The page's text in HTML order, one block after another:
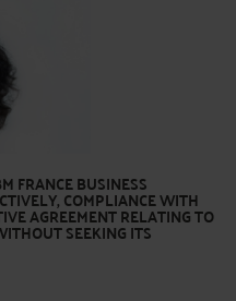
FRANCE BUSINESS
COMPLIANCE WITH
AGREEMENT RELATING TO
SEEKING ITS